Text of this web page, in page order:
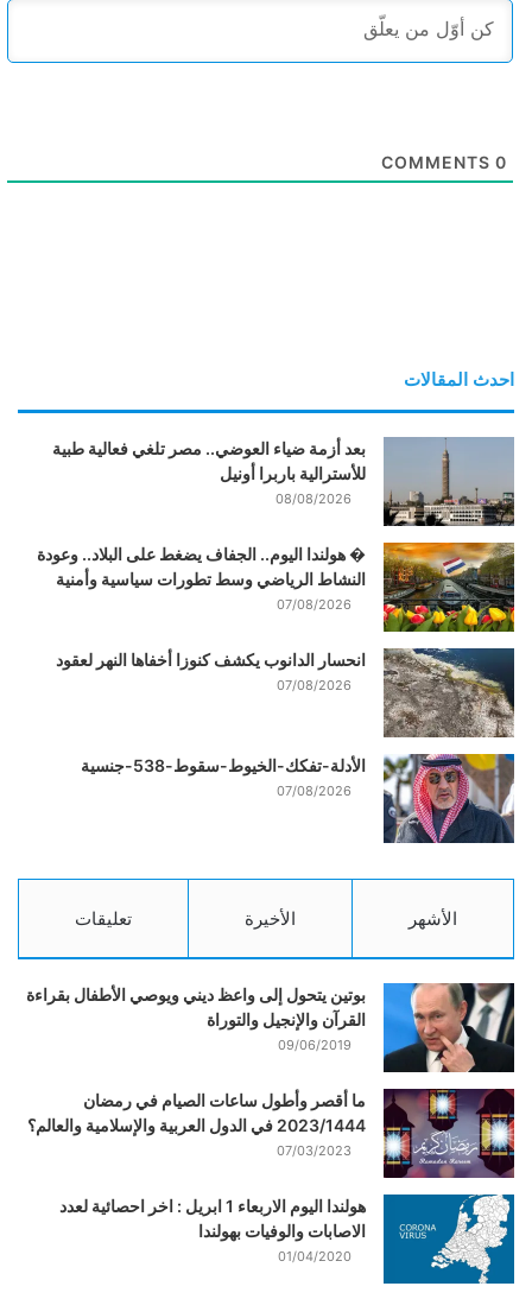
0
احدث المقالات
بعد أزمة ضياء العوضي.. مصر تلغي فعالية طبية
للأسترالية باربرا أونيل
08/08/2026
� هولندا اليوم.. الجفاف يضغط على البلاد.. وعودة
النشاط الرياضي وسط تطورات سياسية وأمنية
07/08/2026
انحسار الدانوب يكشف كنوزا أخفاها النهر لعقود
07/08/2026
الأدلة-تفكك-الخيوط-سقوط-538-جنسية
07/08/2026
الأشهر الأخيرة تعليقات
بوتين يتحول إلى واعظ ديني ويوصي الأطفال بقراءة
القرآن والإنجيل والتوراة
09/06/2019
ما أقصر وأطول ساعات الصيام في رمضان
2023/1444 في الدول العربية والإسلامية والعالم؟
07/03/2023
هولندا اليوم الاربعاء 1 ابريل : اخر احصائية لعدد
الاصابات والوفيات بهولندا
01/04/2020